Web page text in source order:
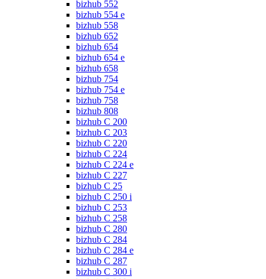
bizhub 552
bizhub 554 e
bizhub 558
bizhub 652
bizhub 654
bizhub 654 e
bizhub 658
bizhub 754
bizhub 754 e
bizhub 758
bizhub 808
bizhub C 200
bizhub C 203
bizhub C 220
bizhub C 224
bizhub C 224 e
bizhub C 227
bizhub C 25
bizhub C 250 i
bizhub C 253
bizhub C 258
bizhub C 280
bizhub C 284
bizhub C 284 e
bizhub C 287
bizhub C 300 i